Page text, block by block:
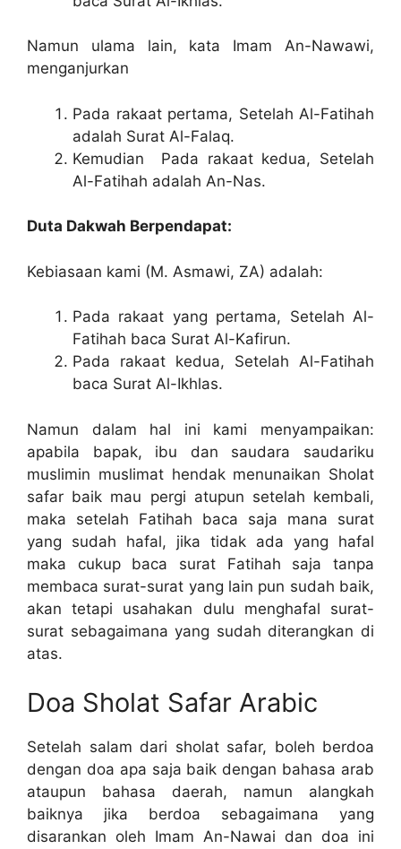
Namun ulama lain, kata Imam An-Nawawi,
menganjurkan
Pada rakaat pertama, Setelah Al-Fatihah
adalah Surat Al-Falaq.
Kemudian Pada rakaat kedua, Setelah
Al-Fatihah adalah An-Nas.
Duta Dakwah Berpendapat:
Kebiasaan kami (M. Asmawi, ZA) adalah:
Pada rakaat yang pertama, Setelah Al-
Fatihah baca Surat Al-Kafirun.
Pada rakaat kedua, Setelah Al-Fatihah
baca Surat Al-Ikhlas.
Namun dalam hal ini kami menyampaikan:
apabila bapak, ibu dan saudara saudariku
muslimin muslimat hendak menunaikan Sholat
safar baik mau pergi atupun setelah kembali,
maka setelah Fatihah baca saja mana surat
yang sudah hafal, jika tidak ada yang hafal
maka cukup baca surat Fatihah saja tanpa
membaca surat-surat yang lain pun sudah baik,
akan tetapi usahakan dulu menghafal surat-
surat sebagaimana yang sudah diterangkan di
atas.
Doa Sholat Safar Arabic
Setelah salam dari sholat safar, boleh berdoa
dengan doa apa saja baik dengan bahasa arab
ataupun bahasa daerah, namun alangkah
baiknya jika berdoa sebagaimana yang
disarankan oleh Imam An-Nawai dan doa ini